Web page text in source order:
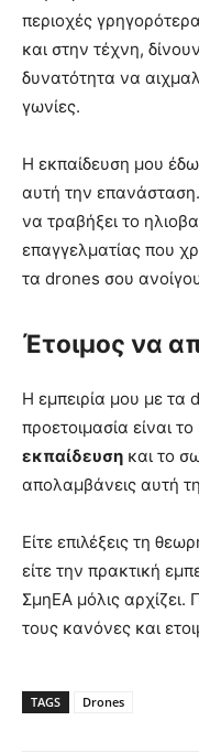
περιοχές
και στην τέχνη,
δυνατότητα να
γωνίες.
Η εκπαίδευση μου
αυτή την επανάσταση.
να τραβήξει το
επαγγελματίας που
τα drones σου
Έτοιμος να
Η εμπειρία μου με τα
προετοιμασία είναι
εκπαίδευση και το
απολαμβάνεις αυτή
Είτε επιλέξεις τη
είτε την πρακτική
ΣμηΕΑ μόλις αρχίζει.
τους κανόνες και
TAGS Drones